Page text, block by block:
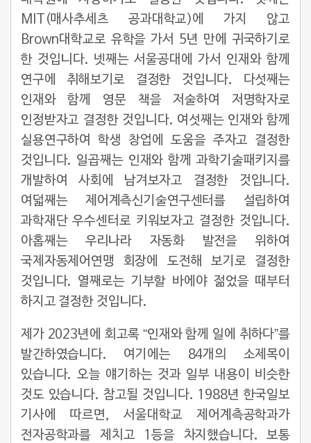
MIT(매사추세츠 공과대학교)에 가지 않고
Brown대학교로 유학을 가서 5년 만에 귀국하기로
한 것입니다. 넷째는 서울공대에 가서 인재와 함께
연구에 취해보기로 결정한 것입니다. 다섯째는
인재와 함께 영문 책을 저술하여 저명학자로
인정받자고 결정한 것입니다. 여섯째는 인재와 함께
실용연구하여 학생 창업에 도움을 주자고 결정한
것입니다. 일곱째는 인재와 함께 과학기술패키지를
개발하여 사회에 남겨보자고 결정한 것입니다.
여덟째는 제어계측신기술연구센터를 설립하여
과학재단 우수센터로 키워보자고 결정한 것입니다.
아홉째는 우리나라 자동화 발전을 위하여
국제자동제어연맹 회장에 도전해 보기로 결정한
것입니다. 열째로는 기부할 바에야 젊었을 때부터
하지고 결정한 것입니다.
제가 2023년에 회고록 “인재와 함께 일에 취하다”를
발간하였습니다. 여기에는 84개의 소제목이
있습니다. 오늘 얘기하는 것과 일부 내용이 비슷한
것도 있습니다. 참고될 것입니다. 1988년 한국일보
기사에 따르면, 서울대학교 제어계측공학과가
전자공학과를 제치고 1등을 차지했습니다. 보통